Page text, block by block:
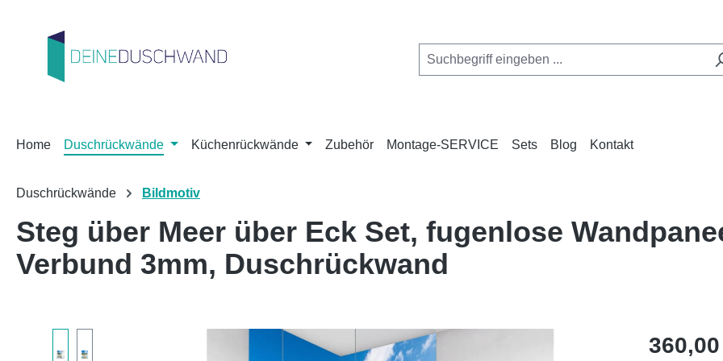
Home Duschrückwände Küchenrückwände Zubehör Montage-SERVICE Sets Blog Kontakt
Duschrückwände Bildmotiv
Steg über Meer über Eck Set, fugenlose
Verbund 3mm, Duschrückwand
Regulärer